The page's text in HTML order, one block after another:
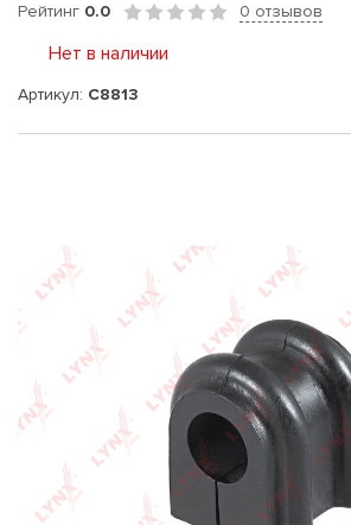
Рейтинг 0.0 0 отзывов
Нет в наличии
Артикул: C8813